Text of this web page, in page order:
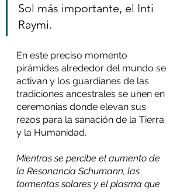
Sol más importante, el Inti
Raymi.
En este preciso momento
pirámides alrededor del mundo se
activan y los guardianes de las
tradiciones ancestrales se unen en
ceremonias donde elevan sus
rezos para la sanación de la Tierra
y la Humanidad.
Mientras se percibe el aumento de
la Resonancia Schumann, las
tormentas solares y el plasma que